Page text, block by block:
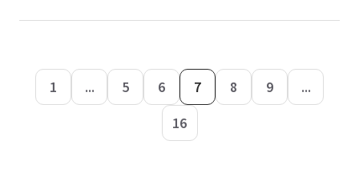
1 ... 5 6 7 8 9
...
16